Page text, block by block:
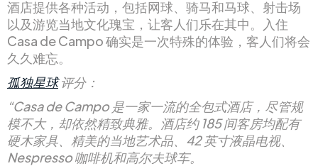
酒店提供各种活动，包括网球、骑马和马球、射击场
以及游览当地文化瑰宝，让客人们乐在其中。入住
Casa de Campo 确实是一次特殊的体验，客人们将会
久久难忘。
孤独星球评分：
“Casa de Campo 是一家一流的全包式酒店，尽管规
模不大，却依然精致典雅。酒店约 185 间客房均配有
硬木家具、精美的当地艺术品、42 英寸液晶电视、
Nespresso 咖啡机和高尔夫球车。